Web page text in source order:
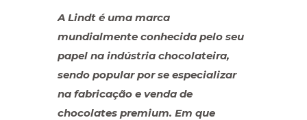
A Lindt é uma marca
mundialmente conhecida pelo seu
papel na indústria chocolateira,
sendo popular por se especializar
na fabricação e venda de
chocolates premium. Em que